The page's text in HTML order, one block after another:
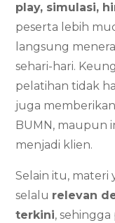
play, simulasi,
peserta lebih
langsung
sehari-hari.
pelatihan tidak
juga
BUMN, maupun
menjadi klien.
Selain itu, materi
selalu relevan
terkini,